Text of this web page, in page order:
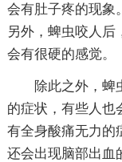
会有肚子疼的现象
另外，蜱虫咬人后
会有很硬的感觉。
除此之外，蜱
的症状，有些人也
有全身酸痛无力的
还会出现脑部出血